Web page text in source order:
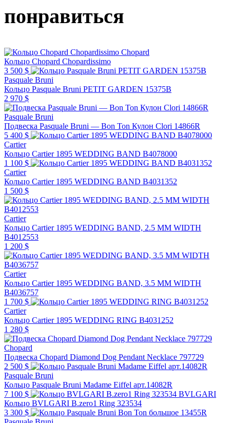
понравиться
Chopard
Кольцо Chopard Chopardissimo
3 500 $
Pasquale Bruni
Кольцо Pasquale Bruni PETIT GARDEN 15375B
2 970 $
Pasquale Bruni
Подвеска Pasquale Bruni — Bon Ton Кулон Clori 14866R
5 400 $
Cartier
Кольцо Cartier 1895 WEDDING BAND B4078000
1 100 $
Cartier
Кольцо Cartier 1895 WEDDING BAND B4031352
1 500 $
Cartier
Кольцо Cartier 1895 WEDDING BAND, 2.5 MM WIDTH
B4012553
1 200 $
Cartier
Кольцо Cartier 1895 WEDDING BAND, 3.5 MM WIDTH
B4036757
1 700 $
Cartier
Кольцо Cartier 1895 WEDDING RING B4031252
1 280 $
Chopard
Подвеска Chopard Diamond Dog Pendant Necklace 797729
2 500 $
Pasquale Bruni
Кольцо Pasquale Bruni Madame Eiffel арт.14082R
7 100 $
BVLGARI
Кольцо BVLGARI B.zero1 Ring 323534
3 300 $